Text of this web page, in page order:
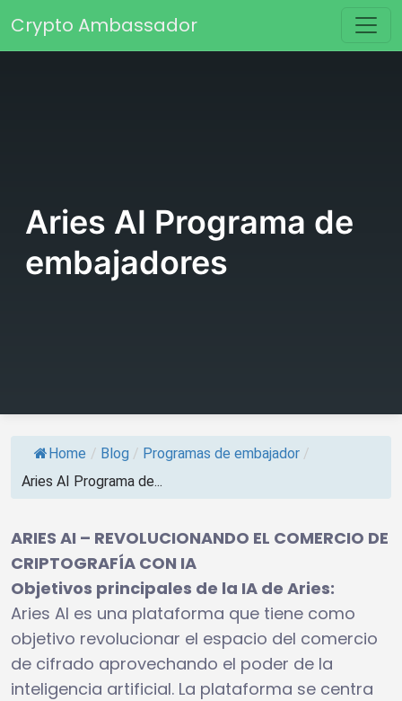
Navegación principal
Crypto Ambassador
Aries AI Programa de
embajadores
Home / Blog / Programas de embajador /
Aries AI Programa de...
ARIES AI – REVOLUCIONANDO EL COMERCIO DE
CRIPTOGRAFÍA CON IA
Objetivos principales de la IA de Aries:
Aries AI es una plataforma que tiene como
objetivo revolucionar el espacio del comercio
de cifrado aprovechando el poder de la
inteligencia artificial. La plataforma se centra